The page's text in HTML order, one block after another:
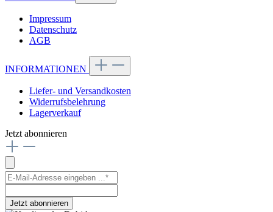
Impressum
Datenschutz
AGB
INFORMATIONEN
Liefer- und Versandkosten
Widerrufsbelehrung
Lagerverkauf
Jetzt abonnieren
Jetzt abonnieren